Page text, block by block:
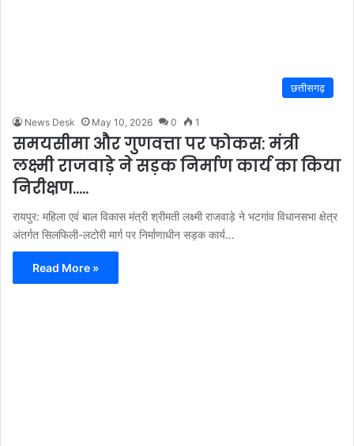
छत्तीसगढ़
News Desk May 10, 2026 0 1
समयसीमा और गुणवत्ता पर फोकस: मंत्री
लक्ष्मी राजवाड़े ने सड़क निर्माण कार्य का किया
निरीक्षण…..
रायपुर: महिला एवं बाल विकास मंत्री श्रीमती लक्ष्मी राजवाड़े ने भटगांव विधानसभा क्षेत्र
अंतर्गत सिलफिली-लटोरी मार्ग पर निर्माणाधीन सड़क कार्य…
Read More »